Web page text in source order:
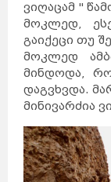
ვიღაცამ "
მოკლედ,
გაიქეცი თუ
მოკლედ
მინდოდა,
დაგვხვდა.
მინივარძია